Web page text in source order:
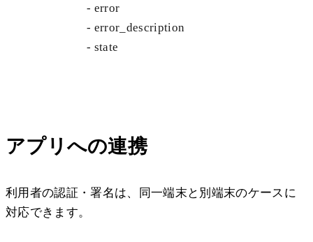
- error
- error_description
- state
アプリへの連携
利用者の認証・署名は、同一端末と別端末のケースに
対応できます。